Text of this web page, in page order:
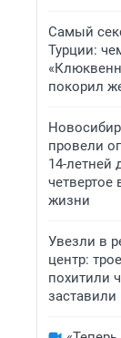
Самый
Турции:
покорил
провели
14-летней
четвертое
жизни
Увезли в
центр:
похитили